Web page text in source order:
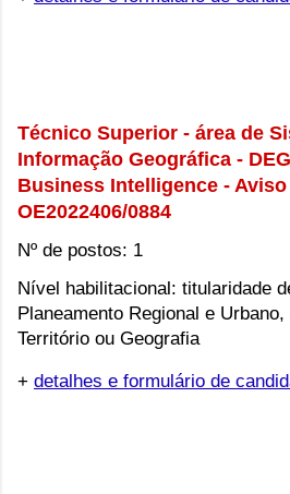
Técnico Superior - área de
Informação Geográfica -
Business Intelligence - Aviso
OE2022406/0884
Nº de postos: 1
Nível habilitacional: titularidade
Planeamento Regional e
Território ou Geografia
+ detalhes e formulário de